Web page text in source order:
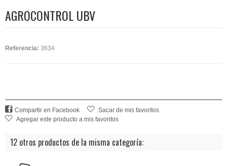
AGROCONTROL UBV
Referencia: 3634
Compartir en Facebook
Sacar de mis favoritos
Agregar este producto a mis favoritos
12 otros productos de la misma categoría: